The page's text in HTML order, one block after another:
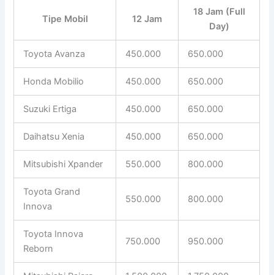
Tipe Mobil 12 Jam
18 Jam (Full
Day)
Toyota Avanza 450.000 650.000
Honda Mobilio 450.000 650.000
Suzuki Ertiga 450.000 650.000
Daihatsu Xenia 450.000 650.000
Mitsubishi Xpander 550.000 800.000
Toyota Grand
Innova
550.000 800.000
Toyota Innova
Reborn
750.000 950.000